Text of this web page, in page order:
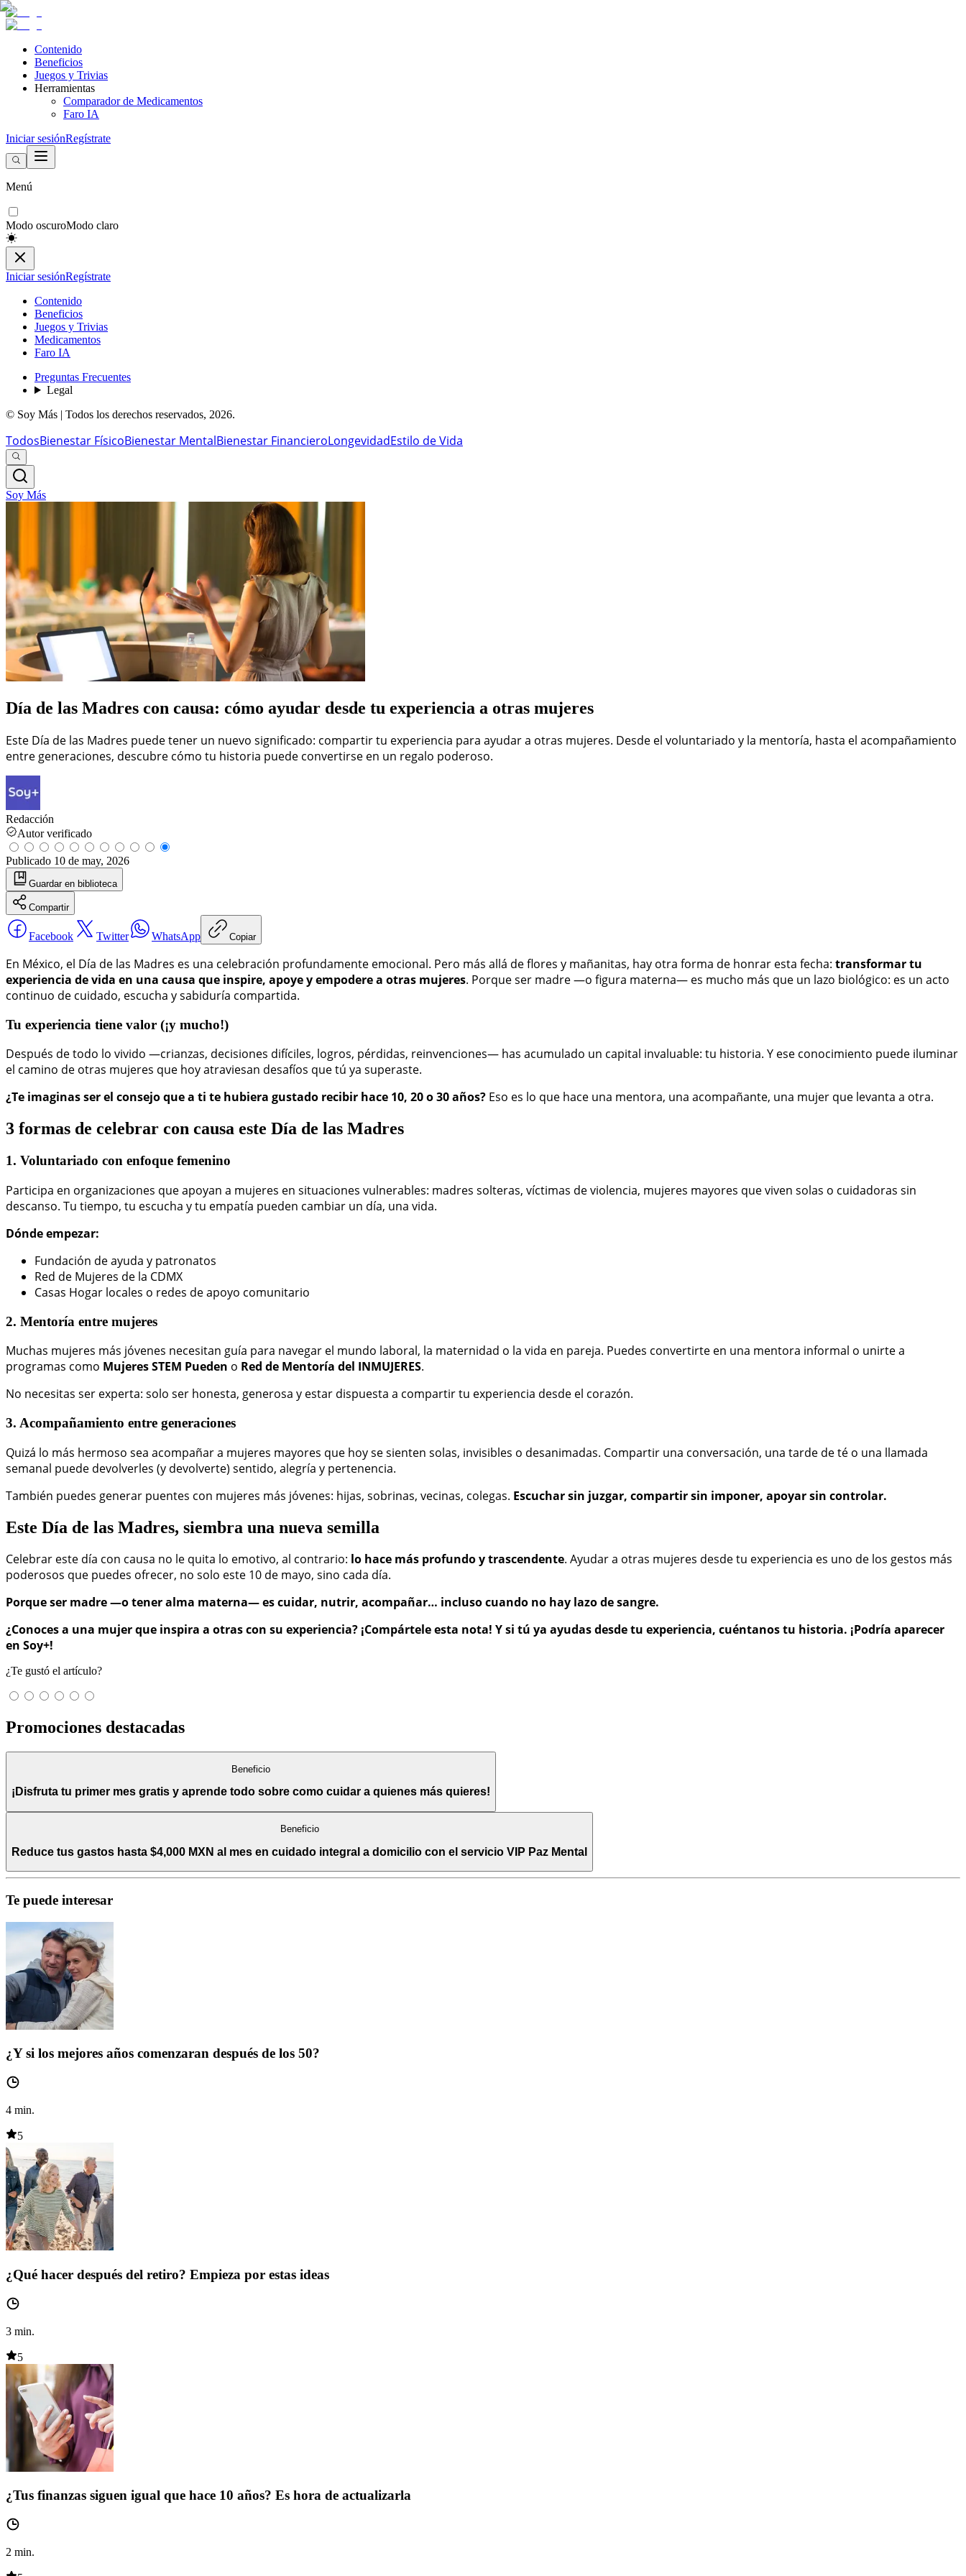
Contenido
Beneficios
Juegos y Trivias
Herramientas
Comparador de Medicamentos
Faro IA
Iniciar sesiónRegístrate
Menú
Modo oscuroModo claro
Iniciar sesiónRegístrate
Contenido
Beneficios
Juegos y Trivias
Medicamentos
Faro IA
Preguntas Frecuentes
Legal
© Soy Más | Todos los derechos reservados, 2026.
TodosBienestar FísicoBienestar MentalBienestar FinancieroLongevidadEstilo de Vida
Soy Más
Día de las Madres con causa: cómo ayudar desde tu experiencia a otras mujeres
Este Día de las Madres puede tener un nuevo significado: compartir tu experiencia para ayudar a otras mujeres. Desde el voluntariado y la mentoría, hasta el acompañamiento
entre generaciones, descubre cómo tu historia puede convertirse en un regalo poderoso.
Redacción
Autor verificado
Publicado 10 de may, 2026
Guardar en biblioteca
Compartir
Facebook Twitter WhatsApp Copiar
En México, el Día de las Madres es una celebración profundamente emocional. Pero más allá de flores y mañanitas, hay otra forma de honrar esta fecha: transformar tu
experiencia de vida en una causa que inspire, apoye y empodere a otras mujeres. Porque ser madre —o figura materna— es mucho más que un lazo biológico: es un acto
continuo de cuidado, escucha y sabiduría compartida.
Tu experiencia tiene valor (¡y mucho!)
Después de todo lo vivido —crianzas, decisiones difíciles, logros, pérdidas, reinvenciones— has acumulado un capital invaluable: tu historia. Y ese conocimiento puede iluminar
el camino de otras mujeres que hoy atraviesan desafíos que tú ya superaste.
¿Te imaginas ser el consejo que a ti te hubiera gustado recibir hace 10, 20 o 30 años? Eso es lo que hace una mentora, una acompañante, una mujer que levanta a otra.
3 formas de celebrar con causa este Día de las Madres
1. Voluntariado con enfoque femenino
Participa en organizaciones que apoyan a mujeres en situaciones vulnerables: madres solteras, víctimas de violencia, mujeres mayores que viven solas o cuidadoras sin
descanso. Tu tiempo, tu escucha y tu empatía pueden cambiar un día, una vida.
Dónde empezar:
Fundación de ayuda y patronatos
Red de Mujeres de la CDMX
Casas Hogar locales o redes de apoyo comunitario
2. Mentoría entre mujeres
Muchas mujeres más jóvenes necesitan guía para navegar el mundo laboral, la maternidad o la vida en pareja. Puedes convertirte en una mentora informal o unirte a
programas como Mujeres STEM Pueden o Red de Mentoría del INMUJERES.
No necesitas ser experta: solo ser honesta, generosa y estar dispuesta a compartir tu experiencia desde el corazón.
3. Acompañamiento entre generaciones
Quizá lo más hermoso sea acompañar a mujeres mayores que hoy se sienten solas, invisibles o desanimadas. Compartir una conversación, una tarde de té o una llamada
semanal puede devolverles (y devolverte) sentido, alegría y pertenencia.
También puedes generar puentes con mujeres más jóvenes: hijas, sobrinas, vecinas, colegas. Escuchar sin juzgar, compartir sin imponer, apoyar sin controlar.
Este Día de las Madres, siembra una nueva semilla
Celebrar este día con causa no le quita lo emotivo, al contrario: lo hace más profundo y trascendente. Ayudar a otras mujeres desde tu experiencia es uno de los gestos más
poderosos que puedes ofrecer, no solo este 10 de mayo, sino cada día.
Porque ser madre —o tener alma materna— es cuidar, nutrir, acompañar… incluso cuando no hay lazo de sangre.
¿Conoces a una mujer que inspira a otras con su experiencia? ¡Compártele esta nota! Y si tú ya ayudas desde tu experiencia, cuéntanos tu historia. ¡Podría aparecer
en Soy+!
¿Te gustó el artículo?
Promociones destacadas
Beneficio
¡Disfruta tu primer mes gratis y aprende todo sobre como cuidar a quienes más quieres!
Beneficio
Reduce tus gastos hasta $4,000 MXN al mes en cuidado integral a domicilio con el servicio VIP Paz Mental
Te puede interesar
¿Y si los mejores años comenzaran después de los 50?
4 min.
5
¿Qué hacer después del retiro? Empieza por estas ideas
3 min.
5
¿Tus finanzas siguen igual que hace 10 años? Es hora de actualizarla
2 min.